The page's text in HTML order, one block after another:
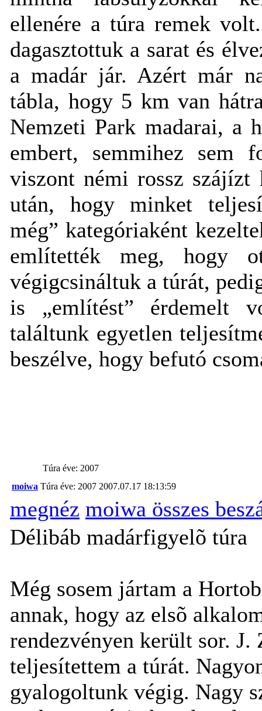
ellenére a túra remek
dagasztottuk a sarat és
a madár jár. Azért már
tábla, hogy 5 km van
Nemzeti Park madarai, a
embert, semmihez sem
viszont némi rossz szájízt
után, hogy minket
még” kategóriaként
említették meg, hogy
végigcsináltuk a túrát,
is „említést” érdemelt
találtunk egyetlen
beszélve, hogy befutó
Túra éve: 2007
moiwa Túra éve: 2007 2007.07.17 18:13:59
megnéz moiwa összes
Délibáb madárfigyelõ túra
Még sosem jártam a
annak, hogy az elsõ
rendezvényen került sor.
teljesítettem a túrát.
gyalogoltunk végig. Nagy